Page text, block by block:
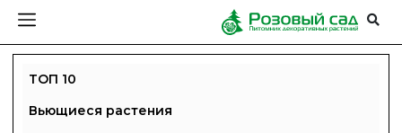
ТОП 10
Вьющиеся растения